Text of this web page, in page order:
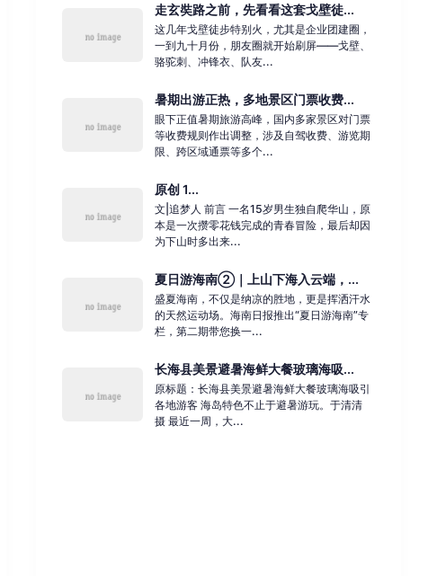
走玄奘路之前，先看看这套戈壁徒...
这几年戈壁徒步特别火，尤其是企业团建圈，
一到九十月份，朋友圈就开始刷屏——戈壁、
骆驼刺、冲锋衣、队友...
暑期出游正热，多地景区门票收费...
眼下正值暑期旅游高峰，国内多家景区对门票
等收费规则作出调整，涉及自驾收费、游览期
限、跨区域通票等多个...
原创 1...
文|追梦人 前言 一名15岁男生独自爬华山，原
本是一次攒零花钱完成的青春冒险，最后却因
为下山时多出来...
夏日游海南②｜上山下海入云端，...
盛夏海南，不仅是纳凉的胜地，更是挥洒汗水
的天然运动场。海南日报推出“夏日游海南”专
栏，第二期带您换一...
长海县美景避暑海鲜大餐玻璃海吸...
原标题：长海县美景避暑海鲜大餐玻璃海吸引
各地游客 海岛特色不止于避暑游玩。于清清
摄 最近一周，大...